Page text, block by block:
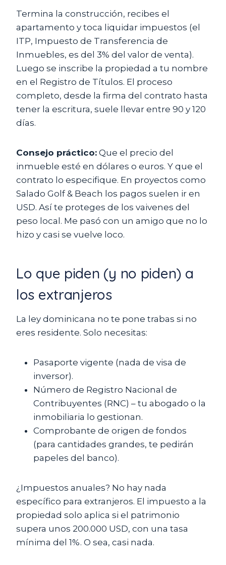
Termina la construcción, recibes el
apartamento y toca liquidar impuestos (el
ITP, Impuesto de Transferencia de
Inmuebles, es del 3% del valor de venta).
Luego se inscribe la propiedad a tu nombre
en el Registro de Títulos. El proceso
completo, desde la firma del contrato hasta
tener la escritura, suele llevar entre 90 y 120
días.
Consejo práctico: Que el precio del
inmueble esté en dólares o euros. Y que el
contrato lo especifique. En proyectos como
Salado Golf & Beach los pagos suelen ir en
USD. Así te proteges de los vaivenes del
peso local. Me pasó con un amigo que no lo
hizo y casi se vuelve loco.
Lo que piden (y no piden) a
los extranjeros
La ley dominicana no te pone trabas si no
eres residente. Solo necesitas:
Pasaporte vigente (nada de visa de
inversor).
Número de Registro Nacional de
Contribuyentes (RNC) – tu abogado o la
inmobiliaria lo gestionan.
Comprobante de origen de fondos
(para cantidades grandes, te pedirán
papeles del banco).
¿Impuestos anuales? No hay nada
específico para extranjeros. El impuesto a la
propiedad solo aplica si el patrimonio
supera unos 200.000 USD, con una tasa
mínima del 1%. O sea, casi nada.